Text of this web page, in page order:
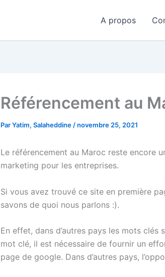
A propos
Référencement au
ParYatim, Salaheddine /novembre 25, 2021
Le référencement au Maroc reste encore
marketing pour les entreprises.
Si vous avez trouvé ce site en première
savons de quoi nous parlons :).
En effet, dans d’autres pays les mots
mot clé, il est nécessaire de fournir un
page de google. Dans d’autres pays,